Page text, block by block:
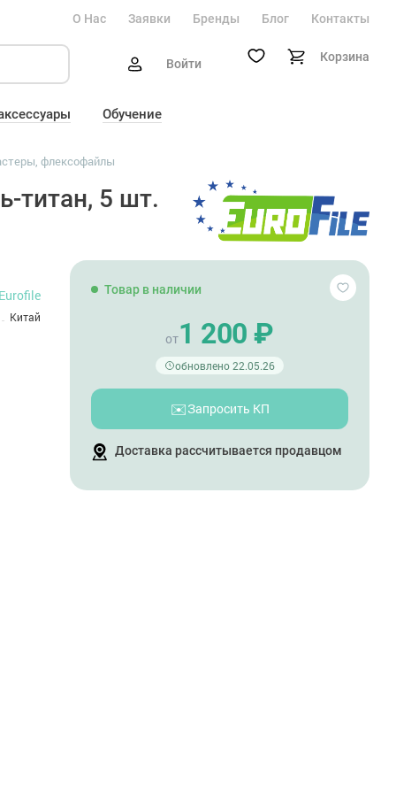
О Нас Заявки Бренды Блог Контакты
Войти Корзина
Обучение
флексофайлы
титан, 5 шт.
Китай
Товар в наличии
от1 200 ₽
обновлено 22.05.26
✉️Запросить КП
Доставка рассчитывается продавцом